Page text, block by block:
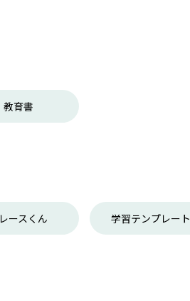
教育書
ースくん 学習テンプレート